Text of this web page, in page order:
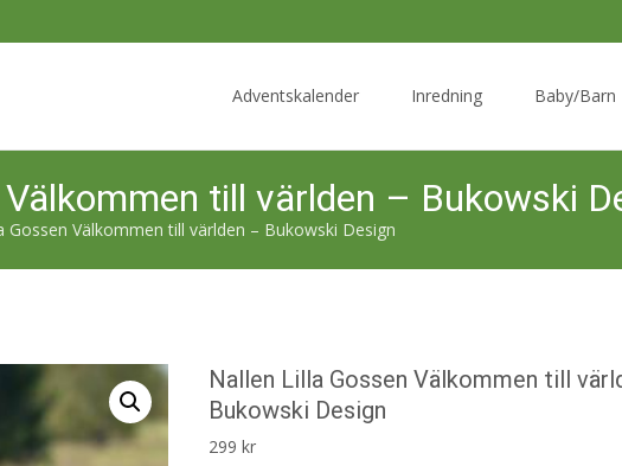
Adventskalender Inredning Baby/Barn
till världen – Bukowski
Gossen Välkommen till världen – Bukowski Design
Nallen Lilla Gossen Välkommen till
Bukowski Design
299kr